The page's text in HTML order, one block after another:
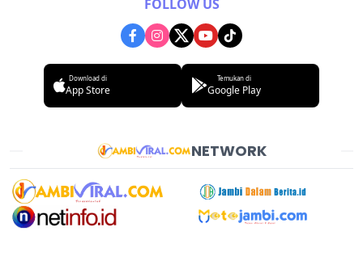
FOLLOW US
Download di
App Store
Temukan di
Google Play
NETWORK